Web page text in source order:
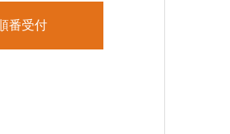
番受付